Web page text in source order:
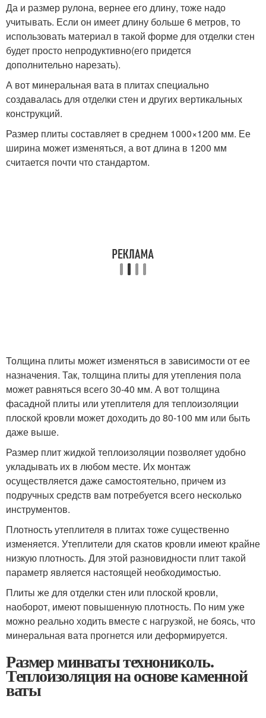
Да и размер рулона, вернее его длину, тоже надо
учитывать. Если он имеет длину больше 6 метров, то
использовать материал в такой форме для отделки стен
будет просто непродуктивно(его придется
дополнительно нарезать).
А вот минеральная вата в плитах специально
создавалась для отделки стен и других вертикальных
конструкций.
Размер плиты составляет в среднем 1000×1200 мм. Ее
ширина может изменяться, а вот длина в 1200 мм
считается почти что стандартом.
Толщина плиты может изменяться в зависимости от ее
назначения. Так, толщина плиты для утепления пола
может равняться всего 30-40 мм. А вот толщина
фасадной плиты или утеплителя для теплоизоляции
плоской кровли может доходить до 80-100 мм или быть
даже выше.
Размер плит жидкой теплоизоляции позволяет удобно
укладывать их в любом месте. Их монтаж
осуществляется даже самостоятельно, причем из
подручных средств вам потребуется всего несколько
инструментов.
Плотность утеплителя в плитах тоже существенно
изменяется. Утеплители для скатов кровли имеют крайне
низкую плотность. Для этой разновидности плит такой
параметр является настоящей необходимостью.
Плиты же для отделки стен или плоской кровли,
наоборот, имеют повышенную плотность. По ним уже
можно реально ходить вместе с нагрузкой, не боясь, что
минеральная вата прогнется или деформируется.
Размер минваты технониколь.
Теплоизоляция на основе каменной
ваты